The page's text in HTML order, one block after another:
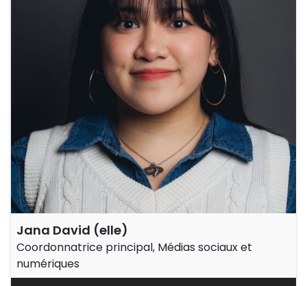
Jana David (elle)
Coordonnatrice principal, Médias sociaux et
numériques